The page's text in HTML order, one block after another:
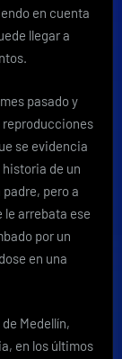
en cuenta
llegar a
pasado y
reproducciones
se evidencia
de un
pero a
arrebata ese
por un
en una
Medellín,
en los últimos